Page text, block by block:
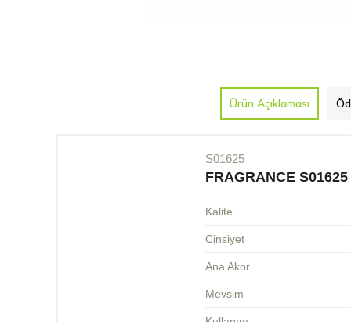
Ürün Açıklaması
S01625
FRAGRANCE S01625
Kalite
Cinsiyet
Ana Akor
Mevsim